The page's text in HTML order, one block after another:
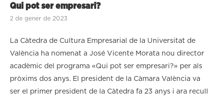
Qui pot ser empresari?
2 de gener de 2023
La Càtedra de Cultura Empresarial de la Universitat de
València ha nomenat a José Vicente Morata nou director
acadèmic del programa «Qui pot ser empresari?» per als
pròxims dos anys. El president de la Càmara València va
ser el primer president de la Càtedra fa 23 anys i ara recull